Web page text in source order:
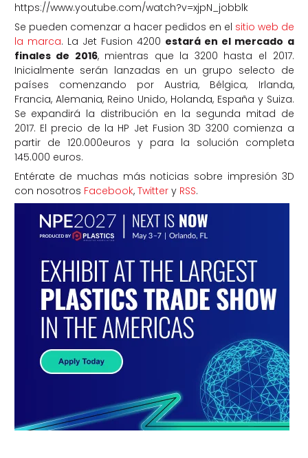
https://www.youtube.com/watch?v=xjpN_jobblk
Se pueden comenzar a hacer pedidos en el sitio web de
la marca. La Jet Fusion 4200 estará en el mercado a
finales de 2016, mientras que la 3200 hasta el 2017.
Inicialmente serán lanzadas en un grupo selecto de
países comenzando por Austria, Bélgica, Irlanda,
Francia, Alemania, Reino Unido, Holanda, España y Suiza.
Se expandirá la distribución en la segunda mitad de
2017. El precio de la HP Jet Fusion 3D 3200 comienza a
partir de 120.000euros y para la solución completa
145.000 euros.
Entérate de muchas más noticias sobre impresión 3D
con nosotros Facebook, Twittery RSS.